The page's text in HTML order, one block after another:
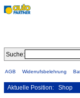
Suche:
AGB Widerrufsbelehrung
Aktuelle Position: Shop